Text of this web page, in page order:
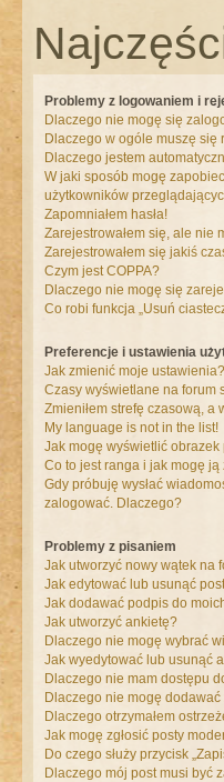
Problemy z logowaniem i
Dlaczego nie mogę się
Dlaczego w ogóle muszę się
Dlaczego jestem
W jaki sposób mogę
użytkowników
Zapomniałem hasła!
Zarejestrowałem się, ale nie
Zarejestrowałem się jakiś
Czym jest COPPA?
Dlaczego nie mogę się
Co robi funkcja „Usuń
Preferencje i ustawienia
Jak zmienić moje ustawienia?
Czasy wyświetlane na forum
Zmieniłem strefę czasową, a
My language is not in the list!
Jak mogę wyświetlić
Co to jest ranga i jak mogę ją
Gdy próbuję wysłać
zalogować. Dlaczego?
Problemy z pisaniem
Jak utworzyć nowy wątek na
Jak edytować lub usunąć
Jak dodawać podpis do
Jak utworzyć ankietę?
Dlaczego nie mogę wybrać
Jak wyedytować lub usunąć
Dlaczego nie mam dostępu
Dlaczego nie mogę dodawać
Dlaczego otrzymałem
Jak mogę zgłosić posty
Do czego służy przycisk
Dlaczego mój post musi być